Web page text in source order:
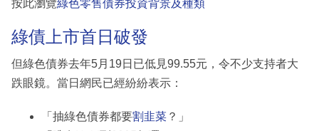
按此瀏覽綠色零售債券投資背景及種類
綠債上市首日破發
但綠色債券去年5月19日已低見99.55元，令不少支持者大
跌眼鏡。當日網民已經紛紛表示：
「抽綠色債券都要割韭菜 ？」